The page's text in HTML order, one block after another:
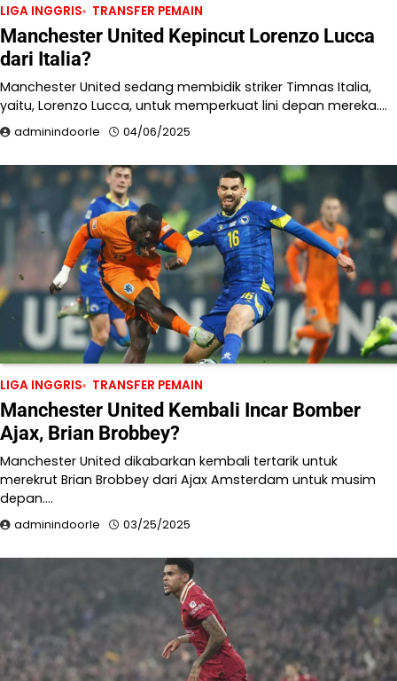
LIGA INGGRIS TRANSFER PEMAIN
Manchester United Kepincut Lorenzo Lucca
dari Italia?
Manchester United sedang membidik striker Timnas Italia,
yaitu, Lorenzo Lucca, untuk memperkuat lini depan mereka.…
adminindoorle 04/06/2025
LIGA INGGRIS TRANSFER PEMAIN
Manchester United Kembali Incar Bomber
Ajax, Brian Brobbey?
Manchester United dikabarkan kembali tertarik untuk
merekrut Brian Brobbey dari Ajax Amsterdam untuk musim
depan.…
adminindoorle 03/25/2025